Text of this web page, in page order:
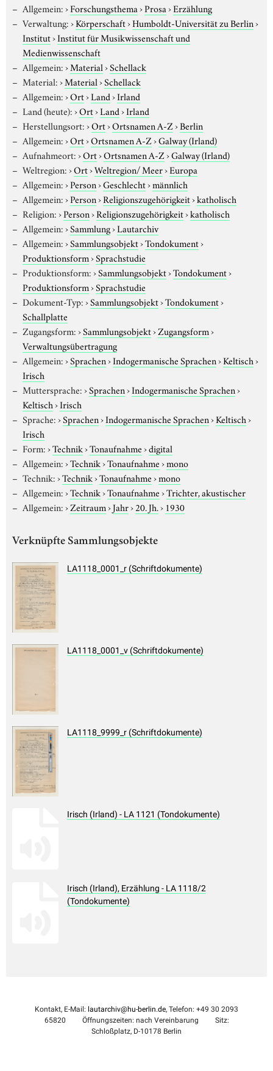
Allgemein:›Forschungsthema›Prosa›Erzählung
Verwaltung:›Körperschaft›Humboldt-Universität zu Berlin›
Institut›Institut für Musikwissenschaft und
Medienwissenschaft
Allgemein:›Material›Schellack
Material:›Material›Schellack
Allgemein:›Ort›Land›Irland
Land (heute):›Ort›Land›Irland
Herstellungsort:›Ort›Ortsnamen A-Z›Berlin
Allgemein:›Ort›Ortsnamen A-Z›Galway (Irland)
Aufnahmeort:›Ort›Ortsnamen A-Z›Galway (Irland)
Weltregion:›Ort›Weltregion/ Meer›Europa
Allgemein:›Person›Geschlecht›männlich
Allgemein:›Person›Religionszugehörigkeit›katholisch
Religion:›Person›Religionszugehörigkeit›katholisch
Allgemein:›Sammlung›Lautarchiv
Allgemein:›Sammlungsobjekt›Tondokument›
Produktionsform›Sprachstudie
Produktionsform:›Sammlungsobjekt›Tondokument›
Produktionsform›Sprachstudie
Dokument-Typ:›Sammlungsobjekt›Tondokument›
Schallplatte
Zugangsform:›Sammlungsobjekt›Zugangsform›
Verwaltungsübertragung
Allgemein:›Sprachen›Indogermanische Sprachen›Keltisch›
Irisch
Muttersprache:›Sprachen›Indogermanische Sprachen›
Keltisch›Irisch
Sprache:›Sprachen›Indogermanische Sprachen›Keltisch›
Irisch
Form:›Technik›Tonaufnahme›digital
Allgemein:›Technik›Tonaufnahme›mono
Technik:›Technik›Tonaufnahme›mono
Allgemein:›Technik›Tonaufnahme›Trichter, akustischer
Allgemein:›Zeitraum›Jahr›20. Jh.› 1930
Verknüpfte Sammlungsobjekte
LA1118_0001_r (Schriftdokumente)
LA1118_0001_v (Schriftdokumente)
LA1118_9999_r (Schriftdokumente)
Irisch (Irland) - LA 1121 (Tondokumente)
Irisch (Irland), Erzählung - LA 1118/2
(Tondokumente)
Kontakt, E-Mail: lautarchiv@hu-berlin.de, Telefon: +49 30 2093
65820
Öffnungszeiten: nach Vereinbarung
Sitz:
Schloßplatz, D-10178 Berlin